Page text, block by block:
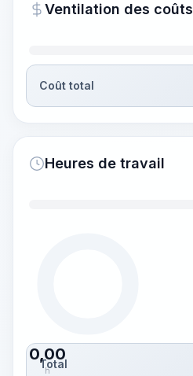
~15-30 Sek.
Ventilation des coûts
Coût total
Heures de travail
0,00
h
Total